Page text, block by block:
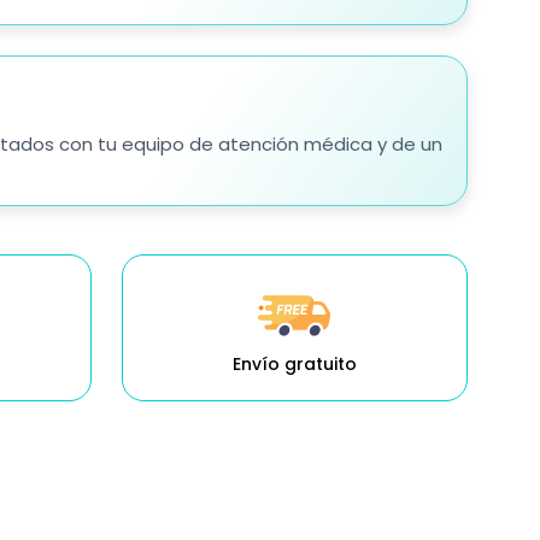
con tu equipo de atención médica y de un
Envío gratuito